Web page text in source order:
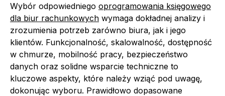
Wybór odpowiedniego oprogramowania księgowego
dla biur rachunkowych wymaga dokładnej analizy i
zrozumienia potrzeb zarówno biura, jak i jego
klientów. Funkcjonalność, skalowalność, dostępność
w chmurze, mobilność pracy, bezpieczeństwo
danych oraz solidne wsparcie techniczne to
kluczowe aspekty, które należy wziąć pod uwagę,
dokonując wyboru. Prawidłowo dopasowane